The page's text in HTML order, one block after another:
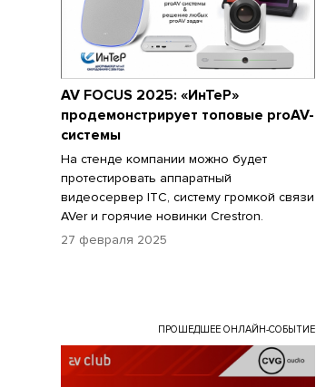
AV FOCUS 2025: «ИнТеР»
продемонстрирует топовые proAV-
системы
На стенде компании можно будет
протестировать аппаратный
видеосервер ITC, систему громкой связи
AVer и горячие новинки Crestron.
27 февраля 2025
ПРОШЕДШЕЕ ОНЛАЙН-СОБЫТИЕ